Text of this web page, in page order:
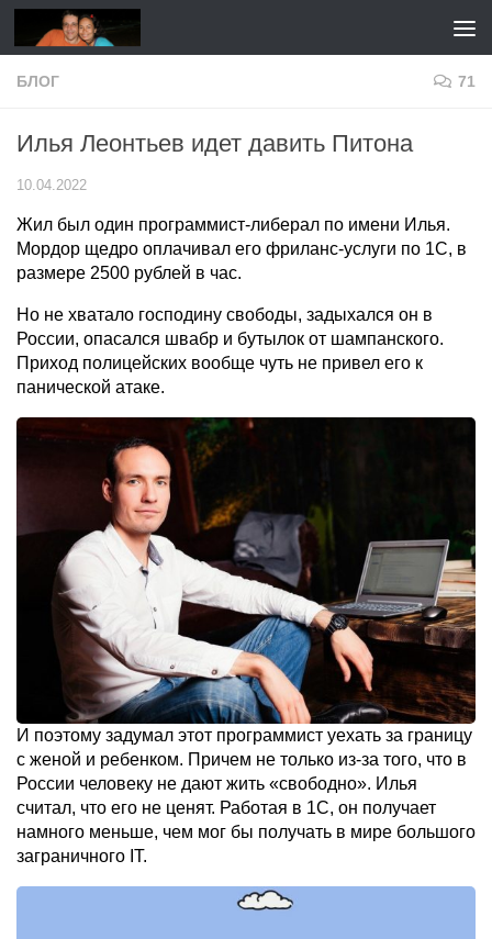
Перейти к содержимому
БЛОГ 71
Илья Леонтьев идет давить Питона
10.04.2022
Жил был один программист-либерал по имени Илья.
Мордор щедро оплачивал его фриланс-услуги по 1С, в
размере 2500 рублей в час.
Но не хватало господину свободы, задыхался он в
России, опасался швабр и бутылок от шампанского.
Приход полицейских вообще чуть не привел его к
панической атаке.
И поэтому задумал этот программист уехать за границу
с женой и ребенком. Причем не только из-за того, что в
России человеку не дают жить «свободно». Илья
считал, что его не ценят. Работая в 1С, он получает
намного меньше, чем мог бы получать в мире большого
заграничного IT.